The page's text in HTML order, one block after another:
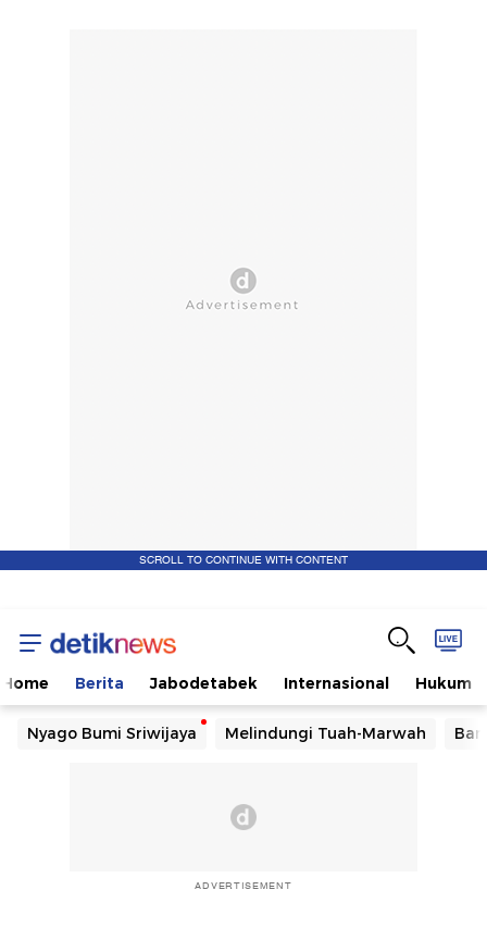
SCROLL TO CONTINUE WITH CONTENT
Home Berita Jabodetabek Internasional Hukum
Nyago Bumi Sriwijaya Melindungi Tuah-Marwah
ADVERTISEMENT